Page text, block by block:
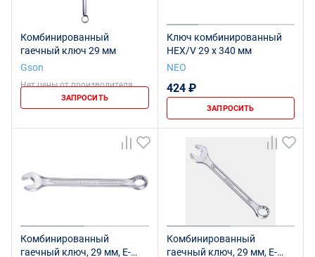
Комбинированный
гаечный ключ 29 мм
Gson
Нет цены от производителя
ЗАПРОСИТЬ
Ключ комбинированный
HEX/V 29 x 340 мм
NEO
424 ₽
ЗАПРОСИТЬ
Комбинированный
гаечный ключ, 29 мм, E-
Комбинированный
гаечный ключ, 29 мм, E-